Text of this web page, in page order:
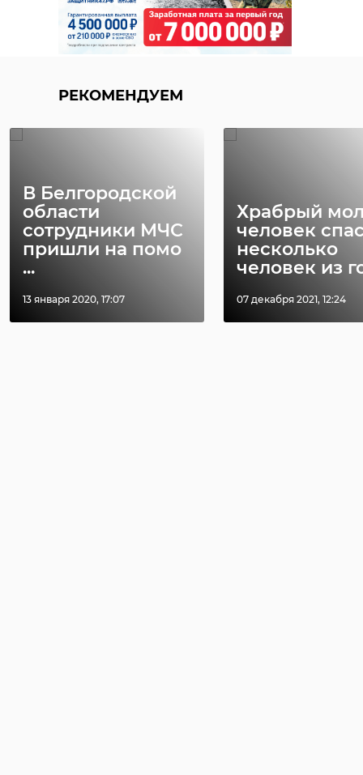
РЕКОМЕНДУЕМ
В Белгородской
области
сотрудники МЧС
пришли на помо
...
13 января 2020, 17:07
Храбрый
человек
несколько
человек из
07 декабря 2021, 12:24